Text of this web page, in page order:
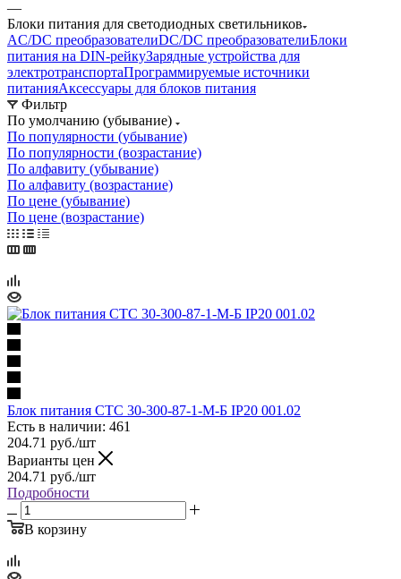
—
Блоки питания для светодиодных светильников
AC/DC преобразователиDC/DC преобразователиБлоки
питания на DIN-рейкуЗарядные устройства для
электротранспортаПрограммируемые источники
питанияАксессуары для блоков питания
Фильтр
По умолчанию (убывание)
По популярности (убывание)
По популярности (возрастание)
По алфавиту (убывание)
По алфавиту (возрастание)
По цене (убывание)
По цене (возрастание)
Блок питания СТС 30-300-87-1-М-Б IP20 001.02
Есть в наличии: 461
204.71 руб./шт
Варианты цен
204.71 руб./шт
Подробности
В корзину